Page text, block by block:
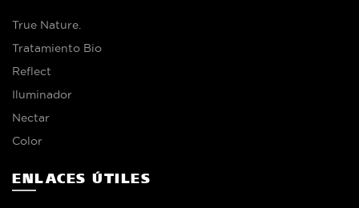
True Nature.
Tratamiento Bio
Reflect
Iluminador
Nectar
Color
ENLACES ÚTILES